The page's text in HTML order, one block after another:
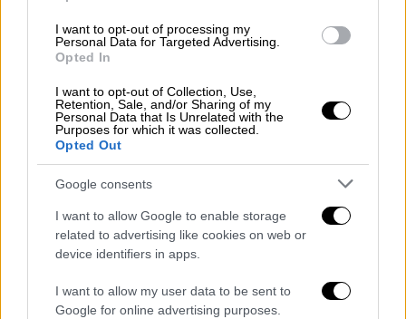
I want to opt-out of processing my
Personal Data for Targeted Advertising.
Opted In
I want to opt-out of Collection, Use,
Retention, Sale, and/or Sharing of my
Personal Data that Is Unrelated with the
Purposes for which it was collected.
Opted Out
Google consents
I want to allow Google to enable storage
related to advertising like cookies on web or
device identifiers in apps.
I want to allow my user data to be sent to
Google for online advertising purposes.
να χρησιμοποιούν ελεύθερα την κάρτα «βγες
από τη φυλακή», δηλαδή να παραμένουν
ατιμώρητες για τις ενέργειές τους,
Ουκρανία, στηΓάζα και στο Σουδάν
«Μπορούν να ποδοπατούν το διεθνές δίκαιο.
Μπορούν να παραβιάζουν τον Χάρτη των
Ηνωμένων Εθνών
. Μπορούν να εισβάλλουν
σε μια άλλη χώρα, να ερημώνουν ολόκληρες
κοινωνίες ή να αμελούν κατάφωρα την
ευημερία του ίδιου τους του λαού. Και
τίποτα δεν θα συμβεί. Το επίπεδο
ατιμωρησίας στον κόσμο είναι